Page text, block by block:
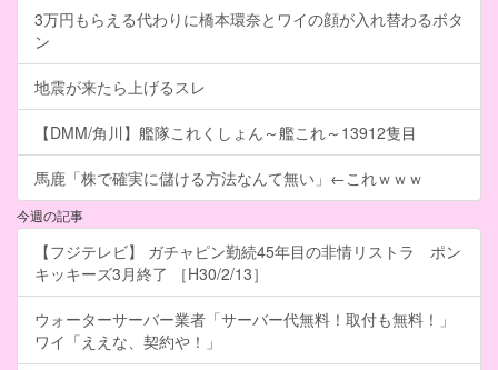
3万円もらえる代わりに橋本環奈とワイの顔が入れ替わるボタ
ン
地震が来たら上げるスレ
【DMM/角川】艦隊これくしょん～艦これ～13912隻目
馬鹿「株で確実に儲ける方法なんて無い」←これｗｗｗ
今週の記事
【フジテレビ】 ガチャピン勤続45年目の非情リストラ ポン
キッキーズ3月終了 ［H30/2/13］
ウォーターサーバー業者「サーバー代無料！取付も無料！」
ワイ「ええな、契約や！」